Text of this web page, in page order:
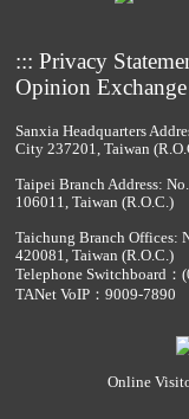
::: Privacy
Opinion Exchange
Sanxia Headquarters
City 237201, Taiwan
Taipei Branch Address:
106011, Taiwan (R.O.C.)
Taichung Branch Offices:
420081, Taiwan (R.O.C.)
Telephone Switchboard：
TANet VoIP：9009-7890
Online